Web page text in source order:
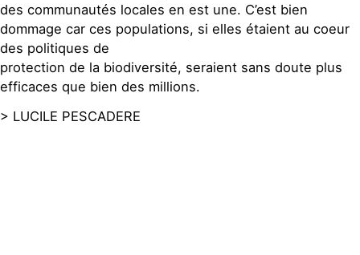
des communautés locales en est une. C’est bien
dommage car ces populations, si elles étaient au coeur
des politiques de
protection de la biodiversité, seraient sans doute plus
efficaces que bien des millions.
> LUCILE PESCADERE